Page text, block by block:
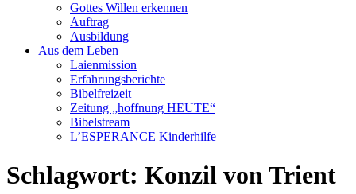
Gottes Willen erkennen
Auftrag
Ausbildung
Aus dem Leben
Laienmission
Erfahrungsberichte
Bibelfreizeit
Zeitung „hoffnung HEUTE“
Bibelstream
L’ESPERANCE Kinderhilfe
Schlagwort: Konzil von Trient